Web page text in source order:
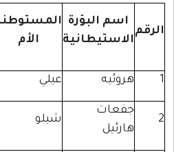
اسم البؤرة المستوطنة
الأم
تاريخ
الإنشاء
عيلي
1998